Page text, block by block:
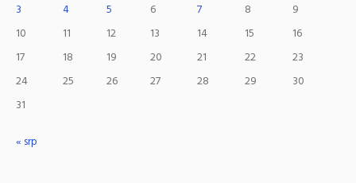
3
4 5 6 7 8
9
10
11 12 13 14 15
16
17
18 19 20 21 22
23
24
25 26 27 28 29
30
31
« srp